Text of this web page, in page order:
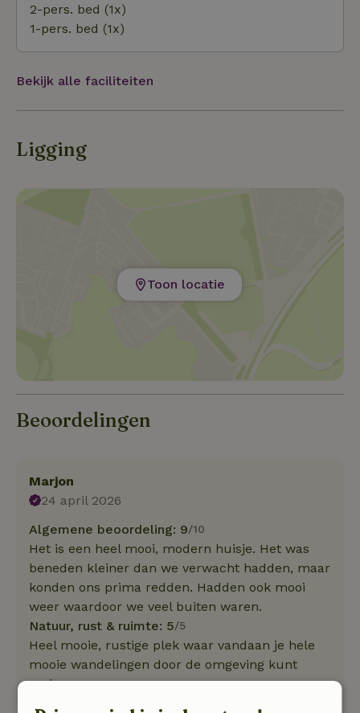
2-pers. bed (1x)
1-pers. bed (1x)
Bekijk alle faciliteiten
Ligging
Toon locatie
Beoordelingen
Marjon
24 april 2026
Algemene beoordeling: 9/10
Het is een heel mooi, modern huisje. Het was
beneden kleiner dan we verwacht hadden, maar
konden ons prima redden. Hadden ook mooi
weer waardoor we veel buiten waren.
Natuur, rust & ruimte: 5/5
Heel mooie, rustige plek waar vandaan je hele
mooie wandelingen door de omgeving kunt
maken.